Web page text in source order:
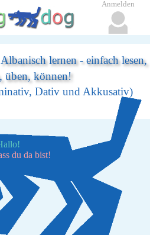
lernen - einfach lesen,
üben, können!
Dativ und Akkusativ)
du da bist!
Anmelden